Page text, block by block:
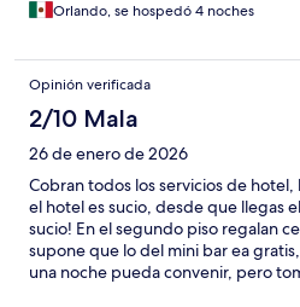
Orlando, se hospedó 4 noches
Opinión verificada
2/10 Mala
26 de enero de 2026
Cobran todos los servicios de
el hotel es sucio, desde que llegas
sucio! En el segundo piso regalan
supone que lo del mini bar ea
una noche pueda convenir, pero